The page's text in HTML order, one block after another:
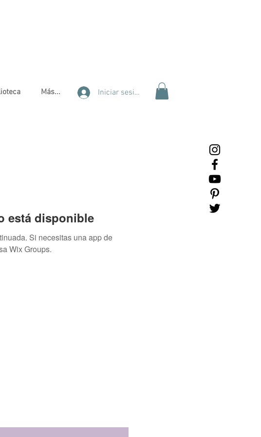
Más... Iniciar sesión
está disponible
Si necesitas una app de
Wix Groups.